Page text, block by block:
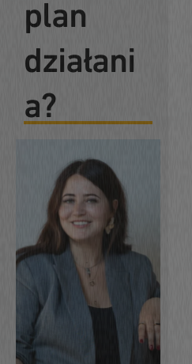
plan
działani
a?